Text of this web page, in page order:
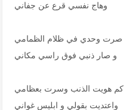
وهاج نفسي قرع عن جفاني
صرت وحدي في ظلام الظمامي
و صار ذنبي فوق راسي مكاني
كم هويت الذنب وسرت بعظامي
واعتديت بقولي و ابليس غواني